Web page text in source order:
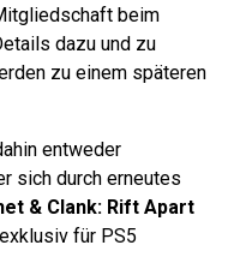
beim
dazu und zu
zu einem späteren
entweder
sich durch erneutes
& Clank: Rift Apart
für PS5